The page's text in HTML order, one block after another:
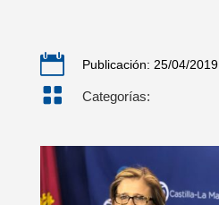
 Publicación: 25/04/2019
 Categorías: